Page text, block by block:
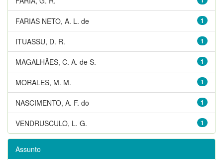
1
FARIAS NETO, A. L. de
1
ITUASSU, D. R.
1
MAGALHÃES, C. A. de S.
1
MORALES, M. M.
1
NASCIMENTO, A. F. do
1
VENDRUSCULO, L. G.
Assunto